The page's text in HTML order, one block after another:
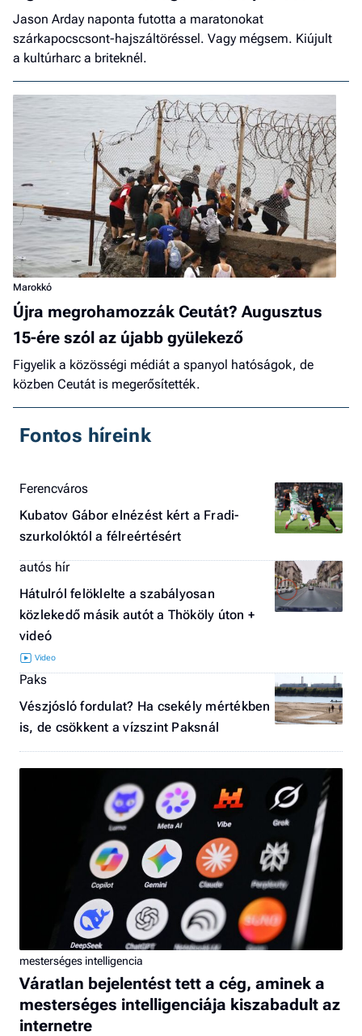
Jason Arday naponta futotta a maratonokat
szárkapocscsont-hajszáltöréssel. Vagy mégsem. Kiújult
a kultúrharc a briteknél.
Marokkó
Újra megrohamozzák Ceutát? Augusztus
15-ére szól az újabb gyülekező
Figyelik a közösségi médiát a spanyol hatóságok, de
közben Ceutát is megerősítették.
Fontos híreink
Ferencváros
Kubatov Gábor elnézést kért a Fradi-
szurkolóktól a félreértésért
autós hír
Hátulról felöklelte a szabályosan
közlekedő másik autót a Thököly úton +
videó
Paks
Vészjósló fordulat? Ha csekély mértékben
is, de csökkent a vízszint Paksnál
mesterséges intelligencia
Váratlan bejelentést tett a cég, aminek a
mesterséges intelligenciája kiszabadult az
internetre